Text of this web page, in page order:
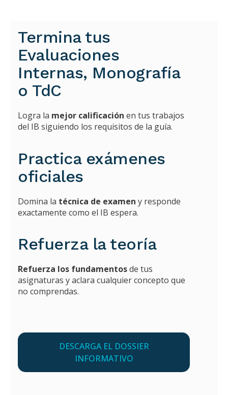
Termina tus
Evaluaciones
Internas, Monografía
o TdC
Logra la mejor calificación en tus trabajos
del IB siguiendo los requisitos de la guía.
Practica exámenes
oficiales
Domina la técnica de examen y responde
exactamente como el IB espera.
Refuerza la teoría
Refuerza los fundamentosde tus
asignaturas y aclara cualquier concepto que
no comprendas.
DESCARGA EL DOSSIER
INFORMATIVO